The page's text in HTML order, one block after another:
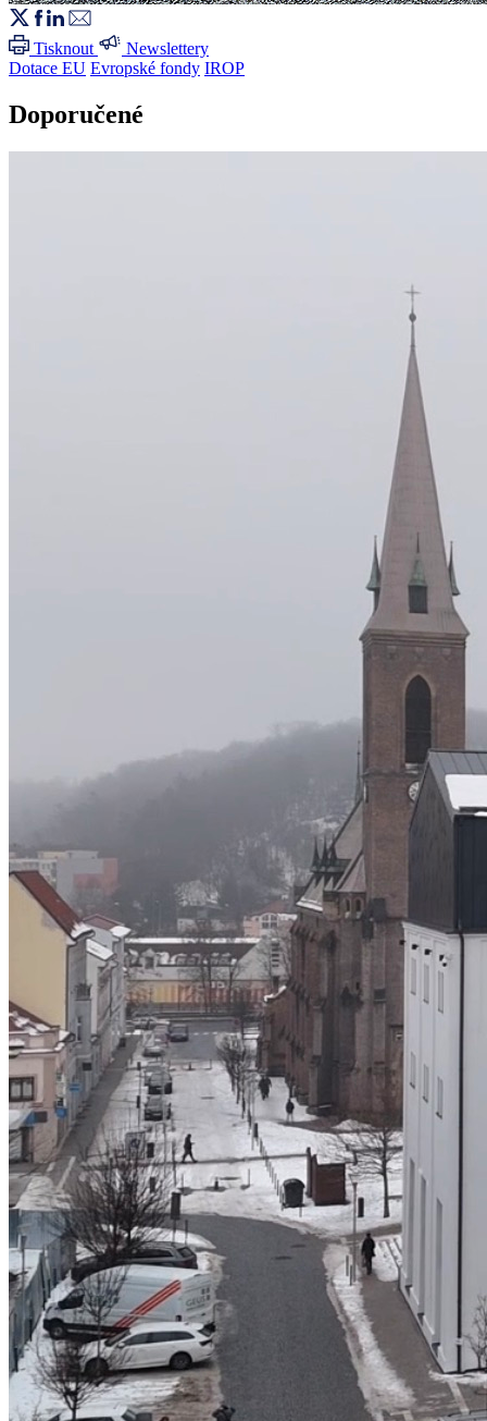
Tisknout
Newslettery
Dotace EU Evropské fondy IROP
Doporučené